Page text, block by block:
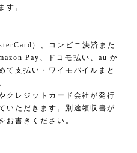
す。
）、コンビニ決済また
Pay、ドコモ払い、au か
て支払い・ワイモバイルまと
クレジットカード会社が発行
いただきます。別途領収書が
お書きください。